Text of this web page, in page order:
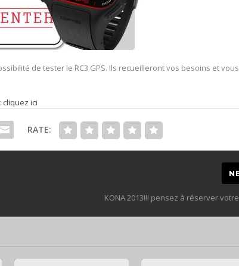
de tester le RC3 GPS. Ils recueilleront vos besoins et vous
cliquez ici
RATE:
KONA 2013!!! pensez à réserver